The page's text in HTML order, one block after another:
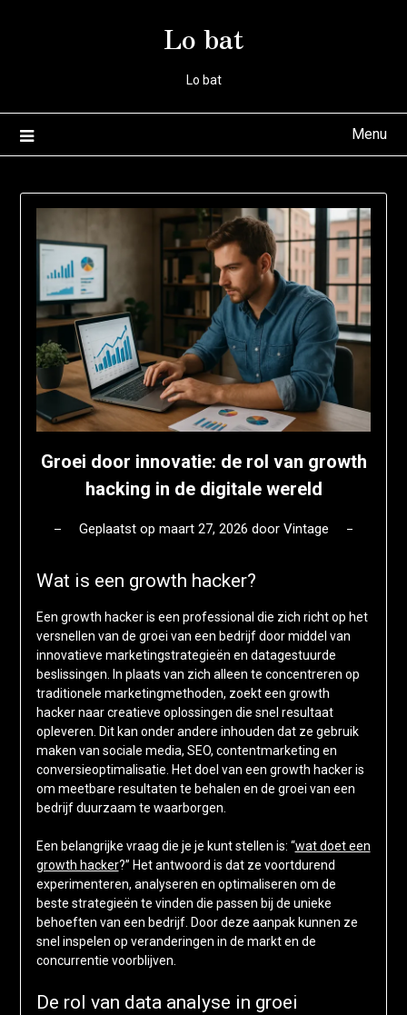
Lo bat
Lo bat
Menu
Groei door innovatie: de rol van growth
hacking in de digitale wereld
Geplaatst op maart 27, 2026 door Vintage
Wat is een growth hacker?
Een growth hacker is een professional die zich richt op het
versnellen van de groei van een bedrijf door middel van
innovatieve marketingstrategieën en datagestuurde
beslissingen. In plaats van zich alleen te concentreren op
traditionele marketingmethoden, zoekt een growth
hacker naar creatieve oplossingen die snel resultaat
opleveren. Dit kan onder andere inhouden dat ze gebruik
maken van sociale media, SEO, contentmarketing en
conversieoptimalisatie. Het doel van een growth hacker is
om meetbare resultaten te behalen en de groei van een
bedrijf duurzaam te waarborgen.
Een belangrijke vraag die je je kunt stellen is: “wat doet een
growth hacker?” Het antwoord is dat ze voortdurend
experimenteren, analyseren en optimaliseren om de
beste strategieën te vinden die passen bij de unieke
behoeften van een bedrijf. Door deze aanpak kunnen ze
snel inspelen op veranderingen in de markt en de
concurrentie voorblijven.
De rol van data analyse in groei